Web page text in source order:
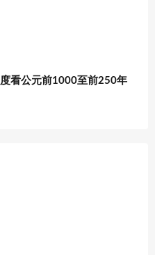
看公元前1000至前250年